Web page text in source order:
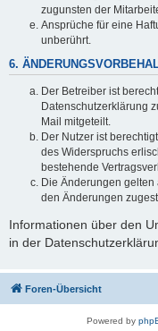
zugunsten der
Ansprüche für eine
unberührt.
6.
Der Betreiber ist
Datenschutzerklärung
Mail mitgeteilt.
Der Nutzer ist
des Widerspruchs
bestehende
Die Änderungen
den Änderungen
Informationen über den
in der
Foren-Übersicht
Powered by